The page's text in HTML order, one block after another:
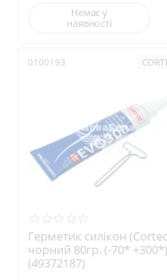
Немає у
наявності
0100193
Герметик силікон
чорний 80гр. (-70* +300*)
(49372187)